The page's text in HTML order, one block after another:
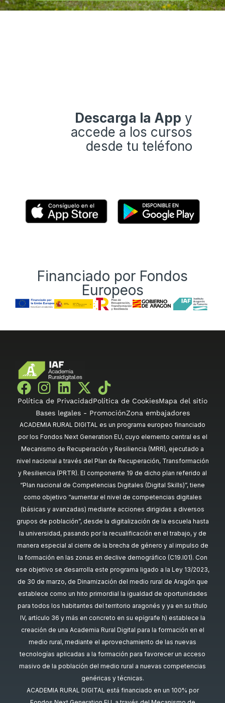
Descarga la App y
accede a los cursos
desde tu teléfono
Financiado por Fondos
Europeos
Política de PrivacidadPolítica de CookiesMapa del sitio
Bases legales - PromociónZona embajadores
ACADEMIA RURAL DIGITAL es un programa europeo financiado
por los Fondos Next Generation EU, cuyo elemento central es el
Mecanismo de Recuperación y Resiliencia (MRR), ejecutado a
nivel nacional a través del Plan de Recuperación, Transformación
y Resiliencia (PRTR). El componente 19 de dicho plan referido al
“Plan nacional de Competencias Digitales (Digital Skills)”, tiene
como objetivo “aumentar el nivel de competencias digitales
(básicas y avanzadas) mediante acciones dirigidas a diversos
grupos de población”, desde la digitalización de la escuela hasta
la universidad, pasando por la recualificación en el trabajo, y de
manera especial al cierre de la brecha de género y al impulso de
la formación en las zonas en declive demográfico (C19.I01). Con
ese objetivo se desarrolla este programa ligado a la Ley 13/2023,
de 30 de marzo, de Dinamización del medio rural de Aragón que
establece como un hito primordial la igualdad de oportunidades
para todos los habitantes del territorio aragonés y ya en su título
IV, artículo 36 y más en concreto en su epígrafe h) establece la
creación de una Academia Rural Digital para la formación en el
medio rural, mediante el aprovechamiento de las nuevas
tecnologías aplicadas a la formación para favorecer un acceso
masivo de la población del medio rural a nuevas competencias
genéricas y técnicas.
ACADEMIA RURAL DIGITAL está financiado en un 100% por